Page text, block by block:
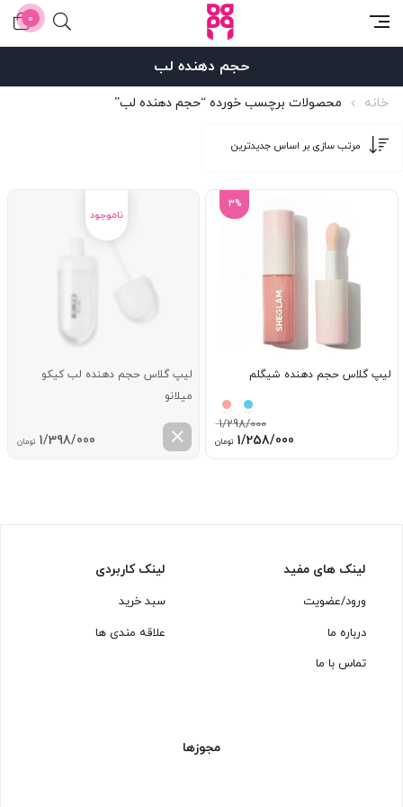
0
حجم دهنده لب
خانه محصولات برچسب خورده “حجم دهنده لب”
3%
لیپ گلاس حجم دهنده شیگلم
1/298/000
قیمت
1/258/000 تومانقیمت
فعلی:
لیپ گلاس حجم دهنده لب کیکو
میلانو
1/398/000 تومان
لینک های مفید
ورود/عضویت
درباره ما
تماس با ما
لینک کاربردی
سبد خرید
علاقه مندی ها
مجوزها